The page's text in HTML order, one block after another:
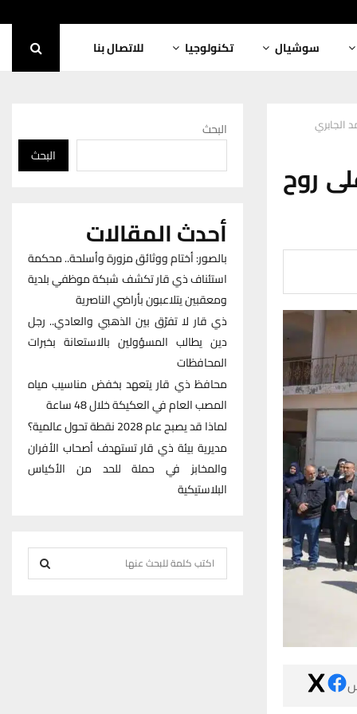
سوشيال تكنولوجيا للاتصال بنا
الجابري
روح
البحث
البحث
أحدث المقالات
بالصور: أختام ووثائق مزورة وأسلحة.. محكمة
استئناف ذي قار تكشف شبكة موظفي بلدية
ومعقبين يتلاعبون بأراضي الناصرية
ذي قار لا تفرّق بين الذهبي والعادي.. رجل
دين يطالب المسؤولين بالاستعانة بخبرات
المحافظات
محافظ ذي قار يتعهد بخفض مناسيب مياه
المصب العام في العكيكة خلال 48 ساعة
لماذا قد يصبح عام 2028 نقطة تحول عالمية؟
مديرية بيئة ذي قار تستهدف أصحاب الأفران
والمخابز في حملة للحد من الأكياس
البلاستيكية
e